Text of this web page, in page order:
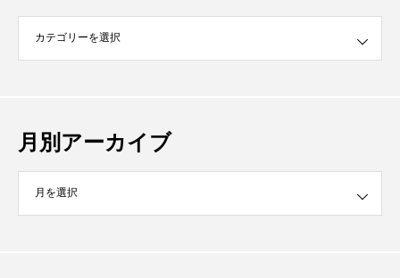
月別アーカイブ
ブ